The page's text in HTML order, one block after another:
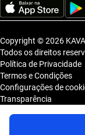
Copyright © 2026
Todos os direitos
Política de Privacidade
Termos e Condições
Configurações de
Transparência
KAVAK TECNOLOGIA